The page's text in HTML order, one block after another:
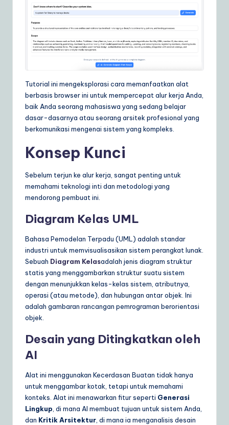
&
S
ft
w
S
o
lu
ti
o
Tutorial ini mengeksplorasi cara memanfaatkan alat
berbasis browser ini untuk mempercepat alur kerja Anda,
baik Anda seorang mahasiswa yang sedang belajar
dasar-dasarnya atau seorang arsitek profesional yang
berkomunikasi mengenai sistem yang kompleks.
Konsep Kunci
Sebelum terjun ke alur kerja, sangat penting untuk
memahami teknologi inti dan metodologi yang
mendorong pembuat ini.
Diagram Kelas UML
Bahasa Pemodelan Terpadu (UML) adalah standar
industri untuk memvisualisasikan sistem perangkat lunak.
Sebuah Diagram Kelasadalah jenis diagram struktur
statis yang menggambarkan struktur suatu sistem
dengan menunjukkan kelas-kelas sistem, atributnya,
operasi (atau metode), dan hubungan antar objek. Ini
adalah gambaran rancangan pemrograman berorientasi
objek.
Desain yang Ditingkatkan oleh
AI
Alat ini menggunakan Kecerdasan Buatan tidak hanya
untuk menggambar kotak, tetapi untuk memahami
konteks. Alat ini menawarkan fitur seperti Generasi
Lingkup, di mana AI membuat tujuan untuk sistem Anda,
dan Kritik Arsitektur, di mana ia menganalisis desain